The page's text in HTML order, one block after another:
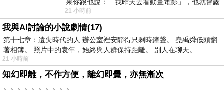
果你跟他說：「我昨天去看動畫電影」，他就會露
出一種慈祥的微笑，然後問你是不是陪小
21 小時前
我與AI討論的小說劇情(17)
第十七章：遺失時代的人 辦公室裡安靜得只剩時鐘聲。 堯禹舜低頭翻
著相簿。 照片中的袁年，始終與人群保持距離。 別人在聊天。
21 小時前
知幻即離，不作方便，離幻即覺，亦無漸次
。。。。。。。。。。